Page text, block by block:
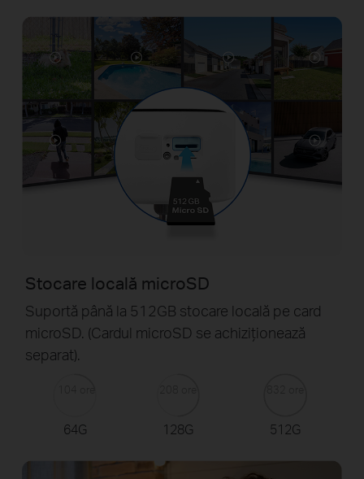
Stocare locală microSD
Suportă până la 512GB stocare locală pe card
microSD. (Cardul microSD se achiziționează
separat).
64G 128G 512G